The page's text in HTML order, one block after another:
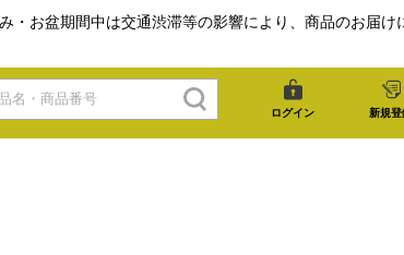
お盆期間中は交通渋滞等の影響により、商品のお届
ログイン 新規登